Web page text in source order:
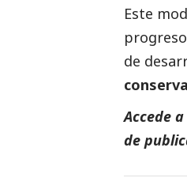
Este
de
Accede
de